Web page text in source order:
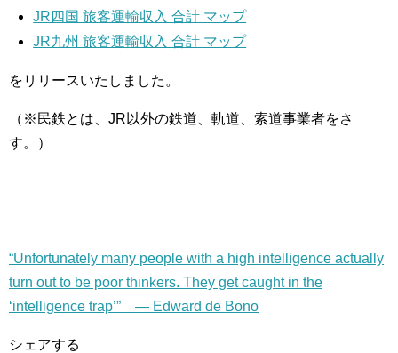
JR四国 旅客運輸収入 合計 マップ
JR九州 旅客運輸収入 合計 マップ
をリリースいたしました。
（※民鉄とは、JR以外の鉄道、軌道、索道事業者をさ
す。）
“Unfortunately many people with a high intelligence actually
turn out to be poor thinkers. They get caught in the
‘intelligence trap’” — Edward de Bono
シェアする